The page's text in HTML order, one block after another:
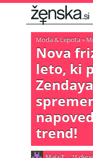
Moda & Lepota»
Nova
leto, ki
trend!